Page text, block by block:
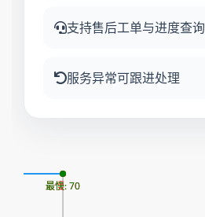
支持售后工单与进度查询
服务异常可跟进处理
最慢: 70
最快: 70